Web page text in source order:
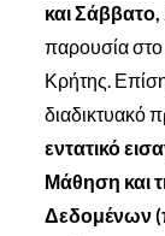
και
παρουσία στο
Κρήτης.
διαδικτυακό
εντατικό
Μάθηση και
Δεδομένων